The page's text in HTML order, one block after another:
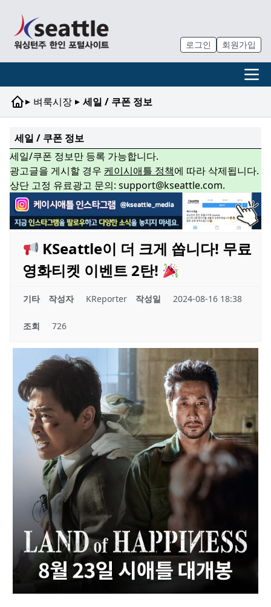
로그인 회원가입
▸ 벼룩시장 ▸ 세일 / 쿠폰 정보
세일 / 쿠폰 정보
세일/쿠폰 정보만 등록 가능합니다.
광고글을 게시할 경우 케이시애틀 정책에 따라 삭제됩니다.
상단 고정 유료광고 문의: support@kseattle.com.
KSeattle이 더 크게 쏩니다! 무료
영화티켓 이벤트 2탄!
기타 작성자 KReporter 작성일 2024-08-16 18:38
조회 726